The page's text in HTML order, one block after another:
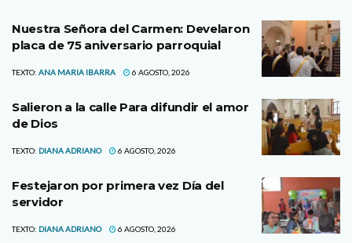
Nuestra Señora del Carmen: Develaron
placa de 75 aniversario parroquial
TEXTO: ANA MARIA IBARRA 6 AGOSTO, 2026
Salieron a la calle Para difundir el amor
de Dios
TEXTO: DIANA ADRIANO 6 AGOSTO, 2026
Festejaron por primera vez Día del
servidor
TEXTO: DIANA ADRIANO 6 AGOSTO, 2026